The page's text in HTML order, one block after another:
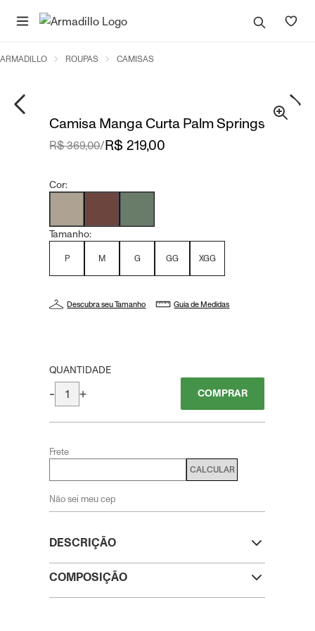
ARMADILLO ROUPAS CAMISAS
Camisa Manga Curta Palm Springs
DESCRIÇÃO
COMPOSIÇÃO
R$ 369,00/R$ 219,00
Cor:
Tamanho:
P M G GG XGG
Descubra seu Tamanho Guia de Medidas
QUANTIDADE
- + COMPRAR
Frete
CALCULAR
Não sei meu cep